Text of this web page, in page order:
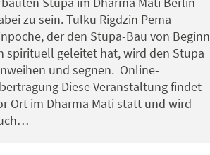
zu sein. Tulku Rigdzin Pema
der den Stupa-Bau von Beginn
spirituell geleitet hat, wird den Stupa
und segnen. Online-
Diese Veranstaltung findet
Ort im Dharma Mati statt und wird